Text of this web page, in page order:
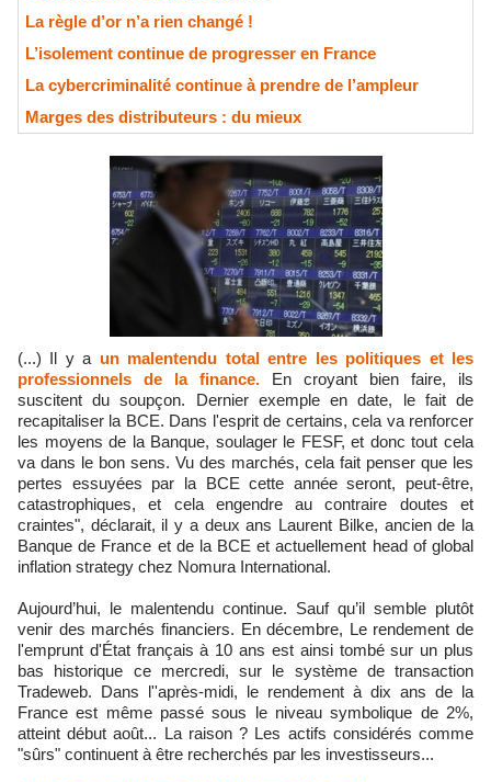
La règle d’or n’a rien changé !
L’isolement continue de progresser en France
La cybercriminalité continue à prendre de l’ampleur
Marges des distributeurs : du mieux
(...) Il y a un malentendu total entre les politiques et les
professionnels de la finance. En croyant bien faire, ils
suscitent du soupçon. Dernier exemple en date, le fait de
recapitaliser la BCE. Dans l'esprit de certains, cela va renforcer
les moyens de la Banque, soulager le FESF, et donc tout cela
va dans le bon sens. Vu des marchés, cela fait penser que les
pertes essuyées par la BCE cette année seront, peut-être,
catastrophiques, et cela engendre au contraire doutes et
craintes", déclarait, il y a deux ans Laurent Bilke, ancien de la
Banque de France et de la BCE et actuellement head of global
inflation strategy chez Nomura International.
Aujourd’hui, le malentendu continue. Sauf qu’il semble plutôt
venir des marchés financiers. En décembre, Le rendement de
l'emprunt d'État français à 10 ans est ainsi tombé sur un plus
bas historique ce mercredi, sur le système de transaction
Tradeweb. Dans l''après-midi, le rendement à dix ans de la
France est même passé sous le niveau symbolique de 2%,
atteint début août... La raison ? Les actifs considérés comme
"sûrs" continuent à être recherchés par les investisseurs...